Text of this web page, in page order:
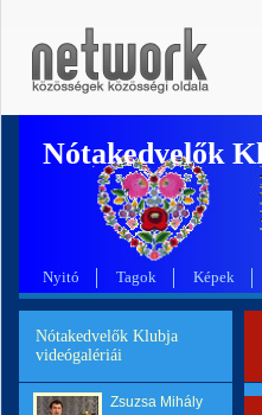
Nótakedvelők
Nyitó Tagok Képek
Nótakedvelők Klubja
videógalériái
Zsuzsa Mihály